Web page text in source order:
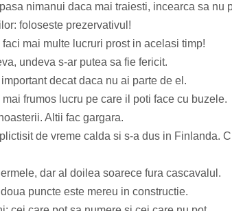
nimanui daca mai traiesti, incearca sa nu
foloseste prezervativul!
mai multe lucruri prost in acelasi timp!
undeva s-ar putea sa fie fericit.
decat daca nu ai parte de el.
frumos lucru pe care il poti face cu buzele.
Altii fac gargara.
de vreme calda si s-a dus in Finlanda.
dar al doilea soarece fura cascavalul.
puncte este mereu in constructie.